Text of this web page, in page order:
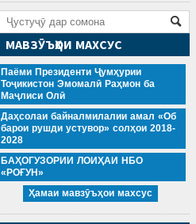
МАВЗӮЪҲОИ МАХСУС
Паёми Президенти Ҷумҳурии
Тоҷикистон Эмомалӣ Раҳмон ба
Маҷлиси Олӣ
Даҳсолаи байналмилалии амал «Об
барои рушди устувор» солҳои 2018-
2028
БАҲОГУЗОРИИ ЛОИҲАИ НБО
«РОҒУН»
Ҳамаи мавзӯъҳои махсус